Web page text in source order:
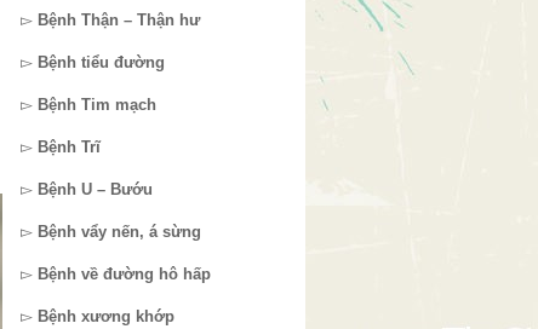
▻ Bệnh Thận – Thận hư
▻ Bệnh tiểu đường
▻ Bệnh Tim mạch
▻ Bệnh Trĩ
▻ Bệnh U – Bướu
▻ Bệnh vẩy nến, á sừng
▻ Bệnh về đường hô hấp
▻ Bệnh xương khớp